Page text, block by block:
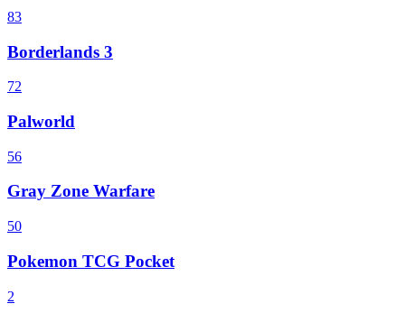
83
Borderlands 3
72
Palworld
56
Gray Zone Warfare
50
Pokemon TCG Pocket
2